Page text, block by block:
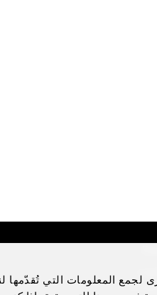
لجمع المعلومات التي تُقدّمها